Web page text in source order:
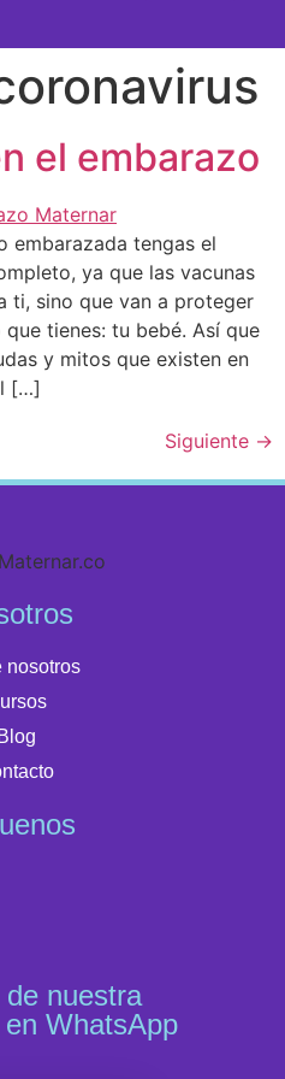
el embarazo
embarazada tengas el
ya que las vacunas
ti, sino que van a proteger
tienes: tu bebé. Así que
y mitos que existen en
[…]
Siguiente →
nosotros
Blog
nuestra
WhatsApp